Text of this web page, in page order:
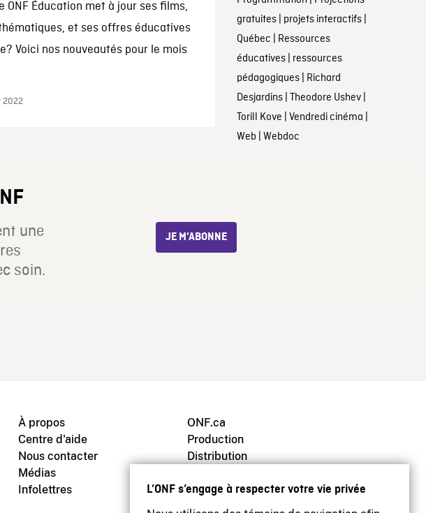
L’ONF s’engage à respecter votre vie privée
ONF Éducation met à jour ses films,
et ses offres éducatives
Voici nos nouveautés pour le mois
2022
gratuites| projets interactifs|
Québec | Ressources
éducatives| ressources
pédagogiques| Richard
Desjardins| Theodore Ushev|
Torill Kove | Vendredi cinéma |
Web | Webdoc
une
soin.
JE M’ABONNE
À propos
Centre d'aide
Nous contacter
Médias
Infolettres
ONF.ca
Production
Distribution
Archives